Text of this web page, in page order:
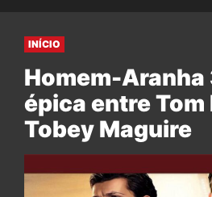
INÍCIO
Homem-Aranha
épica entre Tom
Tobey Maguire